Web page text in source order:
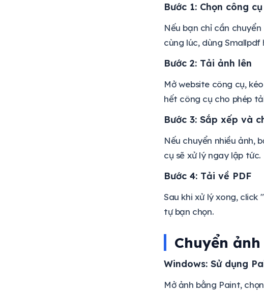
Bước 1: Chọn công cụ
Nếu bạn chỉ cần
cùng lúc, dùng Smallpdf
Bước 2: Tải ảnh lên
Mở website công cụ,
hết công cụ cho phép
Bước 3: Sắp xếp và
Nếu chuyển nhiều ảnh,
cụ sẽ xử lý ngay lập tức.
Bước 4: Tải về PDF
Sau khi xử lý xong, click
tự bạn chọn.
Chuyển
Windows: Sử dụng
Mở ảnh bằng Paint,